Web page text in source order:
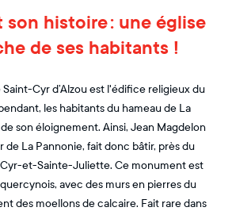
son histoire : une église
de ses habitants !
Saint-Cyr d’Alzou est l'édifice religieux du
les habitants du hameau de La
son éloignement. Ainsi, Jean Magdelon
de La Pannonie, fait donc bâtir, près du
Cyr-et-Sainte-Juliette. Ce monument est
avec des murs en pierres du
des moellons de calcaire. Fait rare dans